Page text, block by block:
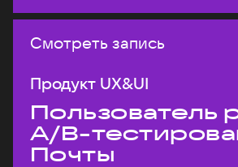
Смотреть запись
Продукт UX&UI
Пользователь
A/B-
Почты